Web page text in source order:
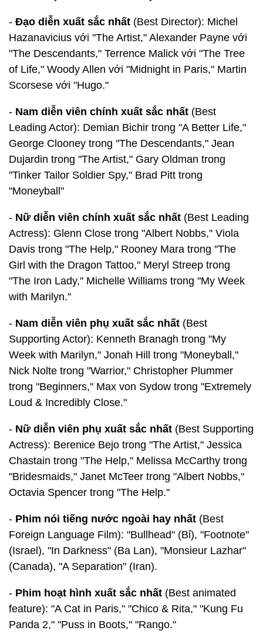
- Đạo diễn xuất sắc nhất (Best Director): Michel
Hazanavicius với "The Artist," Alexander Payne với
"The Descendants," Terrence Malick với "The Tree
of Life," Woody Allen với "Midnight in Paris," Martin
Scorsese với "Hugo."
- Nam diễn viên chính xuất sắc nhất (Best
Leading Actor): Demian Bichir trong "A Better Life,"
George Clooney trong "The Descendants," Jean
Dujardin trong "The Artist," Gary Oldman trong
"Tinker Tailor Soldier Spy," Brad Pitt trong
"Moneyball"
- Nữ diễn viên chính xuất sắc nhất (Best Leading
Actress): Glenn Close trong "Albert Nobbs," Viola
Davis trong "The Help," Rooney Mara trong "The
Girl with the Dragon Tattoo," Meryl Streep trong
"The Iron Lady," Michelle Williams trong "My Week
with Marilyn."
- Nam diễn viên phụ xuất sắc nhất (Best
Supporting Actor): Kenneth Branagh trong "My
Week with Marilyn," Jonah Hill trong "Moneyball,"
Nick Nolte trong "Warrior," Christopher Plummer
trong "Beginners," Max von Sydow trong "Extremely
Loud & Incredibly Close."
- Nữ diễn viên phụ xuất sắc nhất (Best Supporting
Actress): Berenice Bejo trong "The Artist," Jessica
Chastain trong "The Help," Melissa McCarthy trong
"Bridesmaids," Janet McTeer trong "Albert Nobbs,"
Octavia Spencer trong "The Help."
- Phim nói tiếng nước ngoài hay nhất (Best
Foreign Language Film): "Bullhead" (Bỉ), "Footnote"
(Israel), "In Darkness" (Ba Lan), "Monsieur Lazhar"
(Canada), "A Separation" (Iran).
- Phim hoạt hình xuất sắc nhất (Best animated
feature): "A Cat in Paris," "Chico & Rita," "Kung Fu
Panda 2," "Puss in Boots," "Rango."